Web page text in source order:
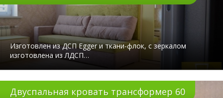
Изготовлен из ДСП Egger и ткани-флок, с зеркалом
изготовлена из ЛДСП…
Двуспальная кровать трансформер 60